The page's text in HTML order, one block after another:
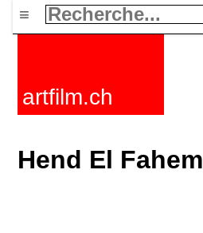
≡
artfilm.ch
Hend El Fahem